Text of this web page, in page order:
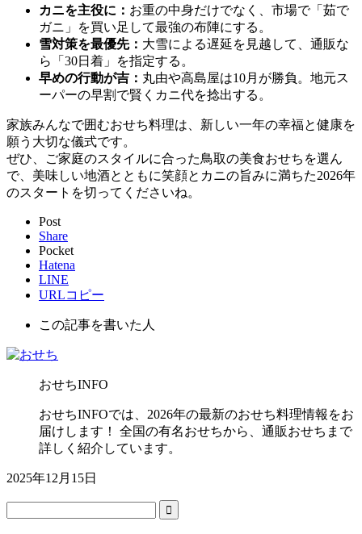
カニを主役に： お重の中身だけでなく、市場で「茹で
ガニ」を買い足して最強の布陣にする。
雪対策を最優先： 大雪による遅延を見越して、通販な
ら「30日着」を指定する。
早めの行動が吉： 丸由や高島屋は10月が勝負。地元ス
ーパーの早割で賢くカニ代を捻出する。
家族みんなで囲むおせち料理は、新しい一年の幸福と健康を
願う大切な儀式です。
ぜひ、ご家庭のスタイルに合った鳥取の美食おせちを選ん
で、美味しい地酒とともに笑顔とカニの旨みに満ちた2026年
のスタート を切ってくださいね。
Post
Share
Pocket
Hatena
LINE
URLコピー
この記事を書いた人
おせちINFO
おせちINFOでは、2026年の最新のおせち料理情報をお
届けします！ 全国の有名おせちから、通販おせちまで
詳しく紹介しています。
2025年12月15日